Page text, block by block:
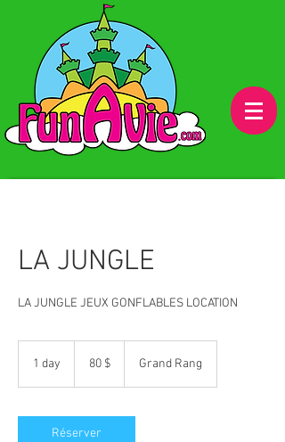
LA JUNGLE
LA JUNGLE JEUX GONFLABLES LOCATION
1 day
canadiens
80 $ Grand Rang
Réserver